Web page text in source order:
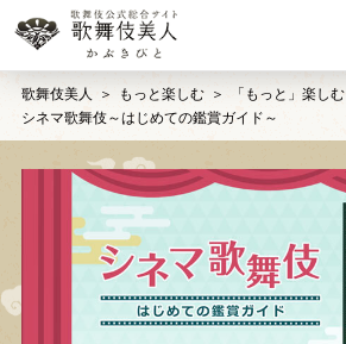
歌舞伎美人 もっと楽しむ 「もっと」楽しむ
シネマ歌舞伎～はじめての鑑賞ガイド～